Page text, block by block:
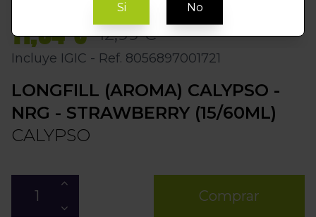
11,04 € 12,99 €
Incluye IGIC - Ref. 8056897001721
LONGFILL (AROMA) CALYPSO -
NRG - STRAWBERRY (15/60ML)
CALYPSO
Comprar
Si No